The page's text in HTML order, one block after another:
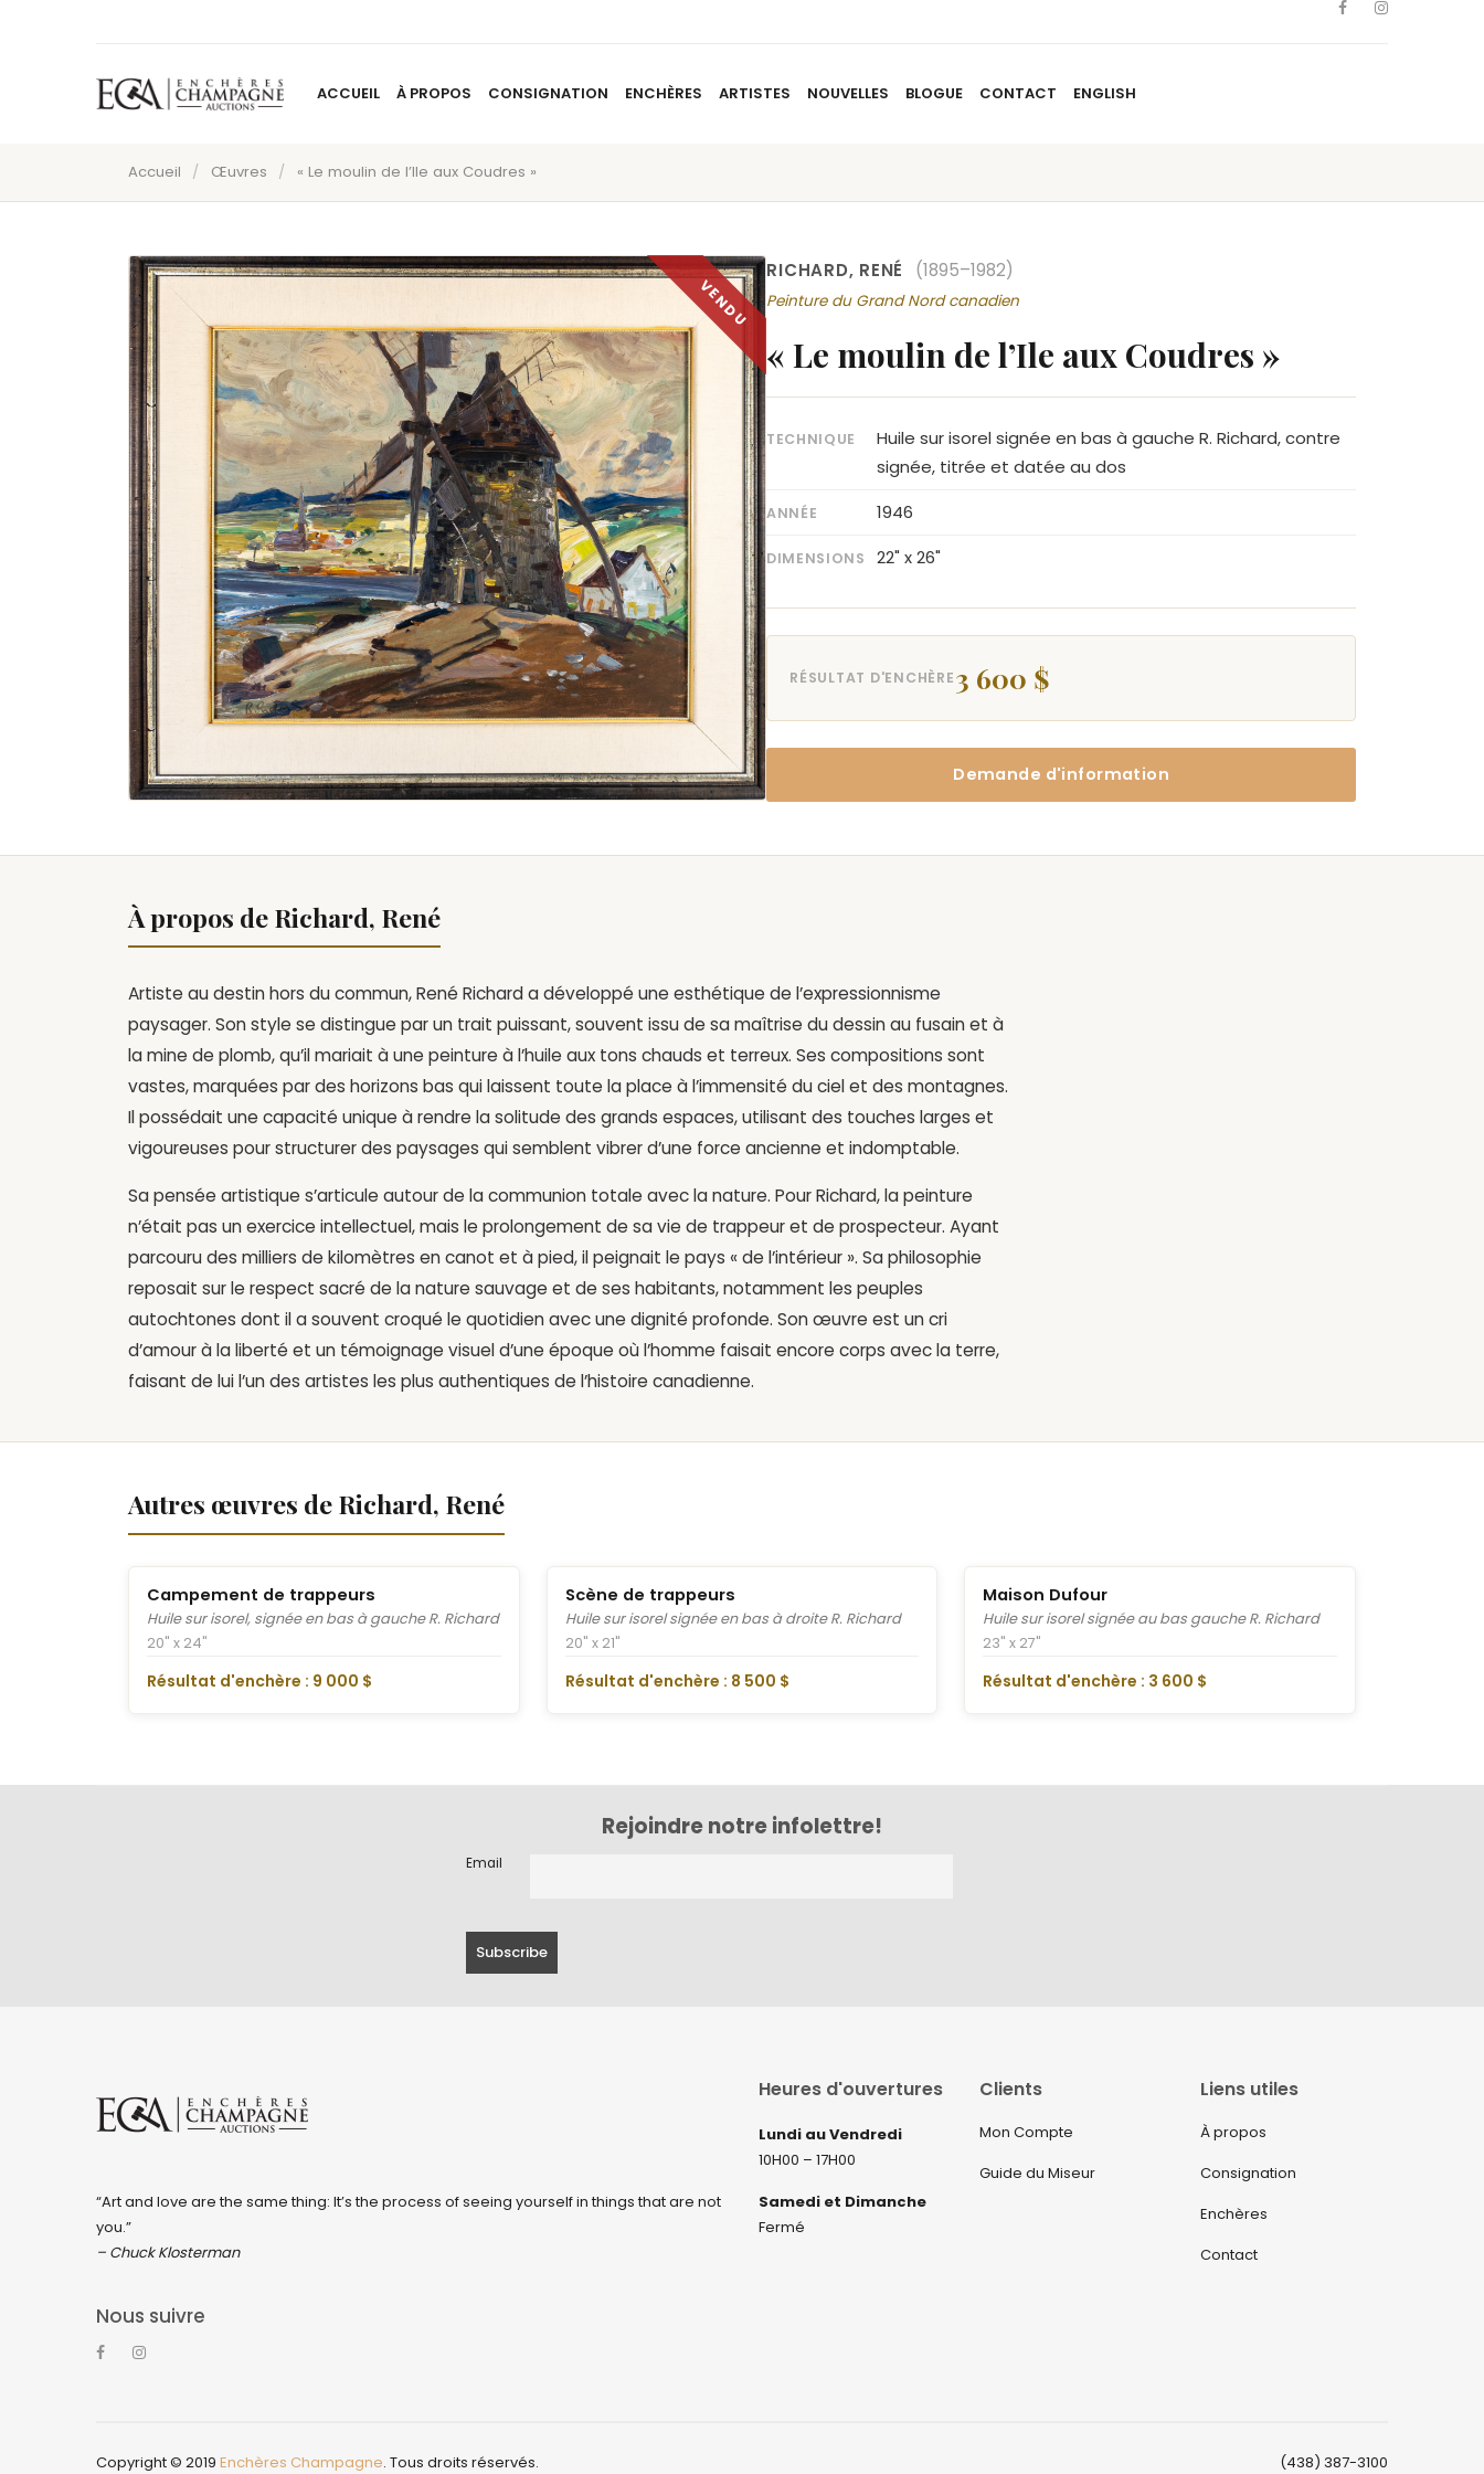
ACCUEIL À PROPOS CONSIGNATION ENCHÈRES ARTISTES NOUVELLES BLOGUE CONTACT ENGLISH
Accueil / Œuvres / « Le moulin de l’Ile aux Coudres »
RICHARD, RENÉ (1895–1982)
Peinture du Grand Nord canadien
« Le moulin de l’Ile aux Coudres »
TECHNIQUE
Huile sur isorel signée en bas à gauche R. Richard, contre
signée, titrée et datée au dos
ANNÉE 1946
DIMENSIONS 22" x 26"
RÉSULTAT D'ENCHÈRE3 600 $
Demande d'information
À propos de Richard, René
Artiste au destin hors du commun, René Richard a développé une esthétique de l’expressionnisme
paysager. Son style se distingue par un trait puissant, souvent issu de sa maîtrise du dessin au fusain et à
la mine de plomb, qu’il mariait à une peinture à l’huile aux tons chauds et terreux. Ses compositions sont
vastes, marquées par des horizons bas qui laissent toute la place à l’immensité du ciel et des montagnes.
Il possédait une capacité unique à rendre la solitude des grands espaces, utilisant des touches larges et
vigoureuses pour structurer des paysages qui semblent vibrer d’une force ancienne et indomptable.
Sa pensée artistique s’articule autour de la communion totale avec la nature. Pour Richard, la peinture
n’était pas un exercice intellectuel, mais le prolongement de sa vie de trappeur et de prospecteur. Ayant
parcouru des milliers de kilomètres en canot et à pied, il peignait le pays « de l’intérieur ». Sa philosophie
reposait sur le respect sacré de la nature sauvage et de ses habitants, notamment les peuples
autochtones dont il a souvent croqué le quotidien avec une dignité profonde. Son œuvre est un cri
d’amour à la liberté et un témoignage visuel d’une époque où l’homme faisait encore corps avec la terre,
faisant de lui l’un des artistes les plus authentiques de l’histoire canadienne.
Autres œuvres de Richard, René
Campement de trappeurs
Huile sur isorel, signée en bas à gauche R. Richard
20" x 24"
Résultat d'enchère : 9 000 $
Scène de trappeurs
Huile sur isorel signée en bas à droite R. Richard
20" x 21"
Résultat d'enchère : 8 500 $
Maison Dufour
Huile sur isorel signée au bas gauche R. Richard
23" x 27"
Résultat d'enchère : 3 600 $
Rejoindre notre infolettre!
Email
“Art and love are the same thing: It’s the process of seeing yourself in things that are not
you.”
– Chuck Klosterman
Nous suivre
Heures d'ouvertures
Lundi au Vendredi
10H00 – 17H00
Samedi et Dimanche
Fermé
Clients
Mon Compte
Guide du Miseur
Liens utiles
À propos
Consignation
Enchères
Contact
Copyright © 2019 Enchères Champagne. Tous droits réservés. (438) 387-3100